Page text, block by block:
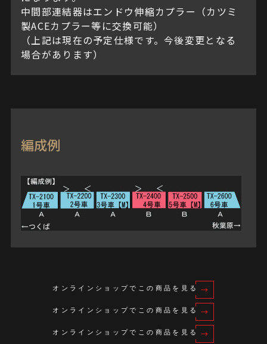
中間部連結器はエンドウ伸縮カプラー（カツミ
製ACEカプラー等に交換可能）
（上記は現在の予定仕様です。今後変更となる
場合があります）
編成例
オンラインショップでこの商品を見る
オンラインショップでこの商品を見る
オンラインショップでこの商品を見る